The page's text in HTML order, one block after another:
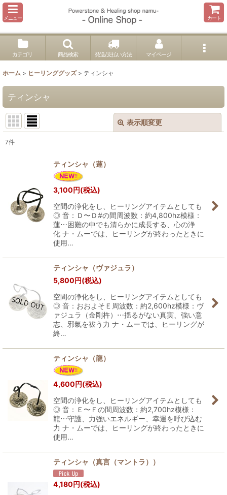
メニュー カート
カテゴリ 商品検索 発送/支払い方法 マイページ
ホーム > ヒーリンググッズ > ティンシャ
ティンシャ
表示順変更
絞り込む
7件
ティンシャ（蓮）
3,100円(税込)
空間の浄化をし、ヒーリングアイテムとしても
◎ 音：Ｄ〜Ｄ#の間周波数：約4,800hz模様：
蓮⋯困難の中でも清らかに成長する、心の浄
化 ナ・ムーでは、ヒーリングが終わったときに
使用…
ティンシャ（ヴァジュラ）
5,800円(税込)
空間の浄化をし、ヒーリングアイテムとしても
◎ 音：おおよそＥ周波数：約2,600hz模様：ヴ
ァジュラ（金剛杵）⋯揺るがない真実、強い意
志、邪氣を祓う力 ナ・ムーでは、ヒーリングが
終…
ティンシャ（龍）
4,600円(税込)
空間の浄化をし、ヒーリングアイテムとしても
◎ 音：Ｅ〜Ｆの間周波数：約2,700hz模様：
龍⋯守護、力強いエネルギー、幸運を呼び込む
力 ナ・ムーでは、ヒーリングが終わったときに
使用…
ティンシャ（真言（マントラ））
4,180円(税込)